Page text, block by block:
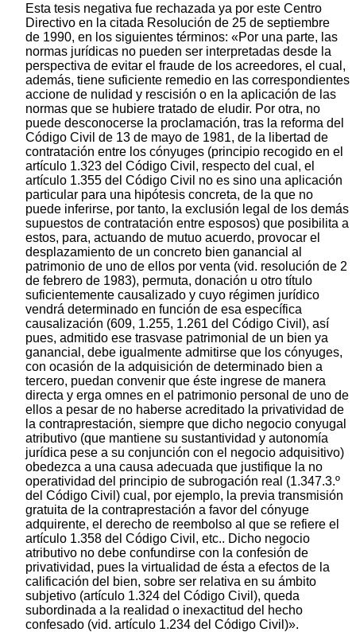
Esta tesis negativa fue rechazada ya por este Centro
Directivo en la citada Resolución de 25 de septiembre
de 1990, en los siguientes términos: «Por una parte, las
normas jurídicas no pueden ser interpretadas desde la
perspectiva de evitar el fraude de los acreedores, el cual,
además, tiene suficiente remedio en las correspondientes
accione de nulidad y rescisión o en la aplicación de las
normas que se hubiere tratado de eludir. Por otra, no
puede desconocerse la proclamación, tras la reforma del
Código Civil de 13 de mayo de 1981, de la libertad de
contratación entre los cónyuges (principio recogido en el
artículo 1.323 del Código Civil, respecto del cual, el
artículo 1.355 del Código Civil no es sino una aplicación
particular para una hipótesis concreta, de la que no
puede inferirse, por tanto, la exclusión legal de los demás
supuestos de contratación entre esposos) que posibilita a
estos, para, actuando de mutuo acuerdo, provocar el
desplazamiento de un concreto bien ganancial al
patrimonio de uno de ellos por venta (vid. resolución de 2
de febrero de 1983), permuta, donación u otro título
suficientemente causalizado y cuyo régimen jurídico
vendrá determinado en función de esa específica
causalización (609, 1.255, 1.261 del Código Civil), así
pues, admitido ese trasvase patrimonial de un bien ya
ganancial, debe igualmente admitirse que los cónyuges,
con ocasión de la adquisición de determinado bien a
tercero, puedan convenir que éste ingrese de manera
directa y erga omnes en el patrimonio personal de uno de
ellos a pesar de no haberse acreditado la privatividad de
la contraprestación, siempre que dicho negocio conyugal
atributivo (que mantiene su sustantividad y autonomía
jurídica pese a su conjunción con el negocio adquisitivo)
obedezca a una causa adecuada que justifique la no
operatividad del principio de subrogación real (1.347.3.º
del Código Civil) cual, por ejemplo, la previa transmisión
gratuita de la contraprestación a favor del cónyuge
adquirente, el derecho de reembolso al que se refiere el
artículo 1.358 del Código Civil, etc.. Dicho negocio
atributivo no debe confundirse con la confesión de
privatividad, pues la virtualidad de ésta a efectos de la
calificación del bien, sobre ser relativa en su ámbito
subjetivo (artículo 1.324 del Código Civil), queda
subordinada a la realidad o inexactitud del hecho
confesado (vid. artículo 1.234 del Código Civil)».